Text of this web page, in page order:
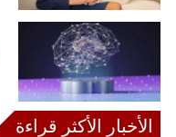
الأخبار الأكثر قراءة